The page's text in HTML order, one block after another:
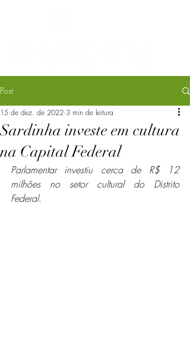
Post
Sardinha investe em cultura
na Capital Federal
15 de dez. de 2022 3 min de leitura
Parlamentar investiu cerca de R$ 12
milhões no setor cultural do Distrito
Federal.